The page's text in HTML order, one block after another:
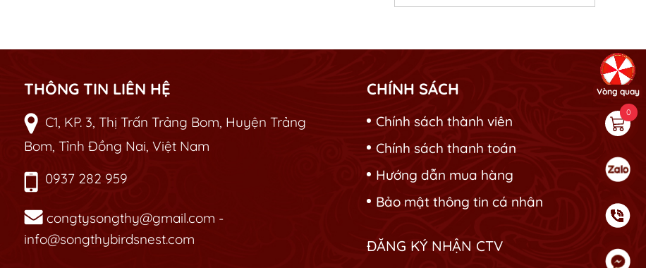
THÔNG TIN LIÊN HỆ
C1, KP. 3, Thị Trấn Trảng Bom, Huyện Trảng
Bom, Tỉnh Đồng Nai, Việt Nam
0937 282 959
congtysongthy@gmail.com -
info@songthybirdsnest.com
CHÍNH SÁCH
Chính sách thành viên
Chính sách thanh toán
Hướng dẫn mua hàng
Bảo mật thông tin cá nhân
ĐĂNG KÝ NHẬN CTV
Vòng quay
0